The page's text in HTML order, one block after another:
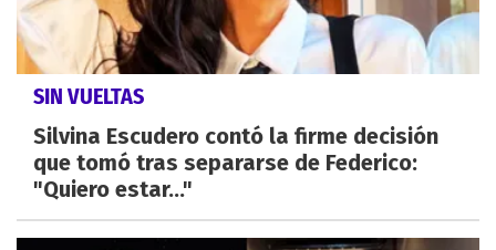
SIN VUELTAS
Silvina Escudero contó la firme decisión
que tomó tras separarse de Federico:
"Quiero estar..."